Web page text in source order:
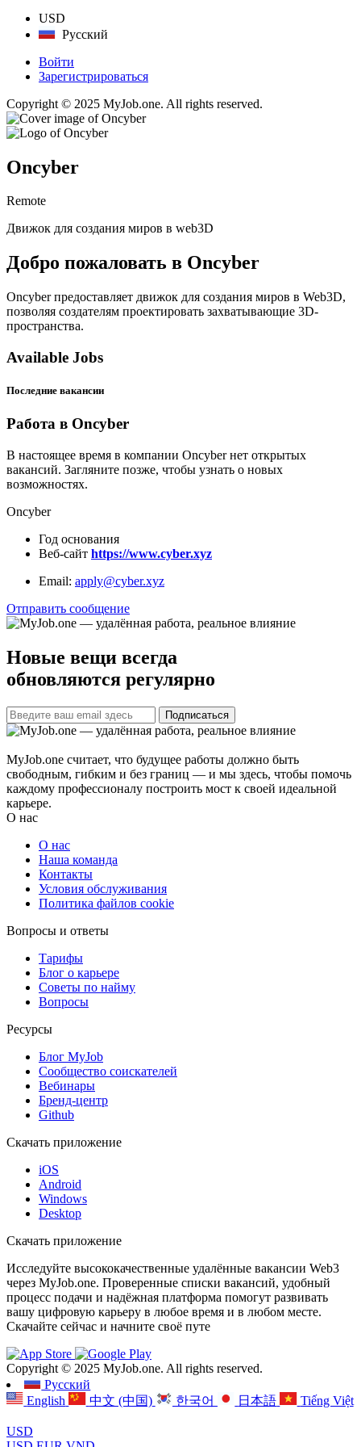
USD
Русский
Войти
Зарегистрироваться
Copyright © 2025 MyJob.one. All rights reserved.
Oncyber
Remote
Движок для создания миров в web3D
Добро пожаловать в Oncyber
Oncyber предоставляет движок для создания миров в Web3D,
позволяя создателям проектировать захватывающие 3D-
пространства.
Available Jobs
Последние вакансии
Работа в Oncyber
В настоящее время в компании Oncyber нет открытых
вакансий. Загляните позже, чтобы узнать о новых
возможностях.
Oncyber
Год основания
Веб-сайт https://www.cyber.xyz
Email: apply@cyber.xyz
Отправить сообщение
Новые вещи всегда
обновляются регулярно
Подписаться
MyJob.one считает, что будущее работы должно быть
свободным, гибким и без границ — и мы здесь, чтобы помочь
каждому профессионалу построить мост к своей идеальной
карьере.
О нас
О нас
Наша команда
Контакты
Условия обслуживания
Политика файлов cookie
Вопросы и ответы
Тарифы
Блог о карьере
Советы по найму
Вопросы
Ресурсы
Блог MyJob
Сообщество соискателей
Вебинары
Бренд-центр
Github
Скачать приложение
iOS
Android
Windows
Desktop
Скачать приложение
Исследуйте высококачественные удалённые вакансии Web3
через MyJob.one. Проверенные списки вакансий, удобный
процесс подачи и надёжная платформа помогут развивать
вашу цифровую карьеру в любое время и в любом месте.
Скачайте сейчас и начните своё путе
Copyright © 2025 MyJob.one. All rights reserved.
Русский
English
中文 (中国) 한국어 日本語 Tiếng Việt
USD